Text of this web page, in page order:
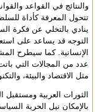
والنتائج في القواعد
تتحول المعرفة كأداة
ينادي بالتخلي عن فكرة
التوجه قد يساعد على
الإنسانية. كما سيطرح
عدد من المجالات التي
مثل الاقتصاد والبيئة،
الثورات العربية
بالإمكان نيل الحرية